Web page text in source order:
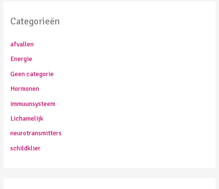
n
a
r
:
Categorieën
afvallen
Energie
Geen categorie
Hormonen
immuunsysteem
Lichamelijk
neurotransmitters
schildklier